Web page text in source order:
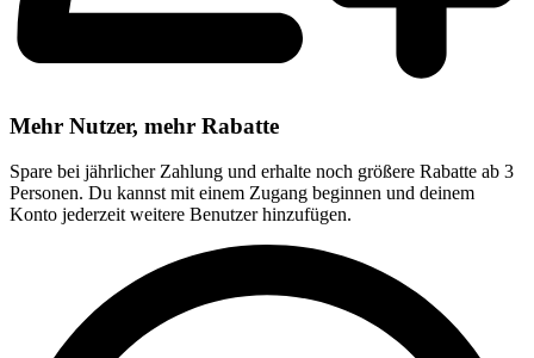
Mehr Nutzer, mehr Rabatte
Spare bei jährlicher Zahlung und erhalte noch größere Rabatte ab 3
Personen. Du kannst mit einem Zugang beginnen und deinem
Konto jederzeit weitere Benutzer hinzufügen.